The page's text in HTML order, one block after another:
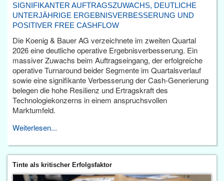
SIGNIFIKANTER AUFTRAGSZUWACHS, DEUTLICHE
UNTERJÄHRIGE ERGEBNISVERBESSERUNG UND
POSITIVER FREE CASHFLOW
Die Koenig & Bauer AG verzeichnete im zweiten Quartal
2026 eine deutliche operative Ergebnisverbesserung. Ein
massiver Zuwachs beim Auftragseingang, der erfolgreiche
operative Turnaround beider Segmente im Quartalsverlauf
sowie eine signifikante Verbesserung der Cash-Generierung
belegen die hohe Resilienz und Ertragskraft des
Technologiekonzerns in einem anspruchsvollen
Marktumfeld.
Weiterlesen...
Tinte als kritischer Erfolgsfaktor